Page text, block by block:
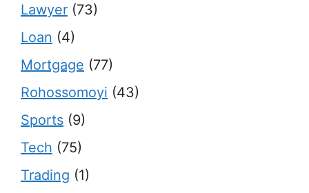
Lawyer (73)
Loan (4)
Mortgage (77)
Rohossomoyi (43)
Sports (9)
Tech (75)
Trading (1)